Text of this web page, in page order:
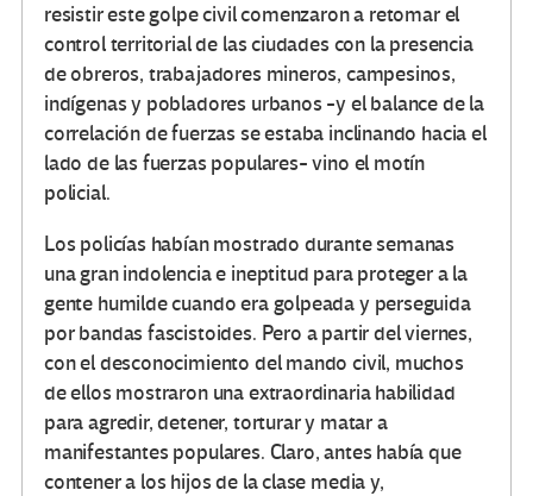
resistir este golpe civil comenzaron a retomar el
control territorial de las ciudades con la presencia
de obreros, trabajadores mineros, campesinos,
indígenas y pobladores urbanos -y el balance de la
correlación de fuerzas se estaba inclinando hacia el
lado de las fuerzas populares- vino el motín
policial.
Los policías habían mostrado durante semanas
una gran indolencia e ineptitud para proteger a la
gente humilde cuando era golpeada y perseguida
por bandas fascistoides. Pero a partir del viernes,
con el desconocimiento del mando civil, muchos
de ellos mostraron una extraordinaria habilidad
para agredir, detener, torturar y matar a
manifestantes populares. Claro, antes había que
contener a los hijos de la clase media y,